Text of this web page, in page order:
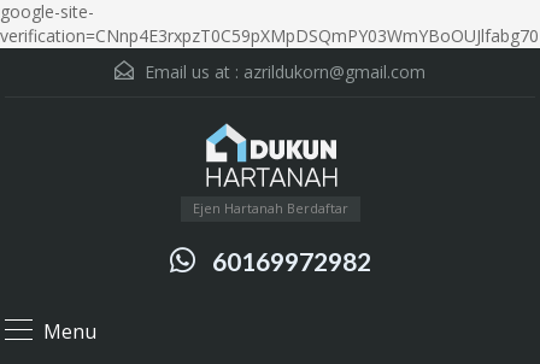
google-site-
verification=CNnp4E3rxpzT0C59pXMpDSQmPY03WmYBoOUJlfabg70
Email us at : azrildukorn@gmail.com
Ejen Hartanah Berdaftar
60169972982
Menu